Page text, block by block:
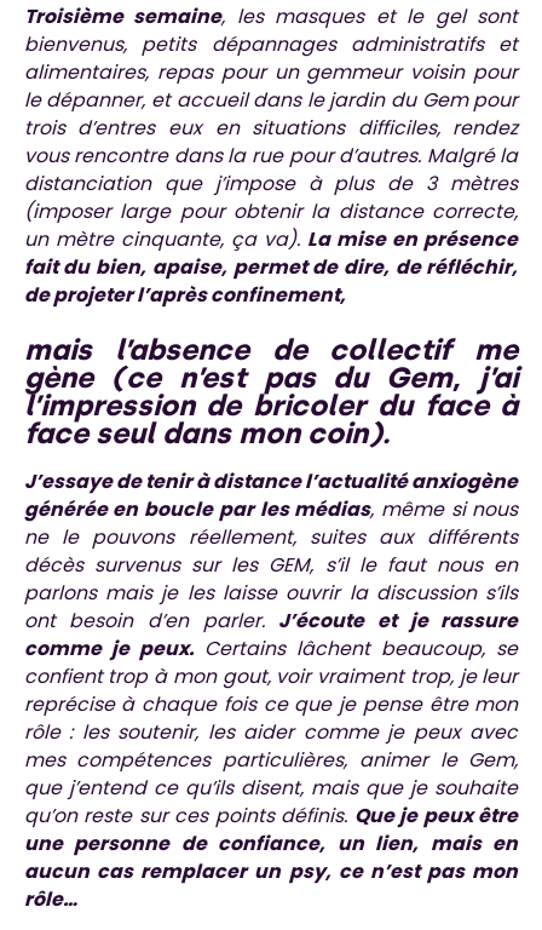
Troisième semaine, les masques et le gel sont
bienvenus, petits dépannages administratifs et
alimentaires, repas pour un gemmeur voisin pour
le dépanner, et accueil dans le jardin du Gem pour
trois d’entres eux en situations difficiles, rendez
vous rencontre dans la rue pour d’autres. Malgré la
distanciation que j’impose à plus de 3 mètres
(imposer large pour obtenir la distance correcte,
un mètre cinquante, ça va). La mise en présence
fait du bien, apaise, permet de dire, de réfléchir,
de projeter l’après confinement,
mais l’absence de collectif me
gène (ce n’est pas du Gem, j’ai
l’impression de bricoler du face à
face seul dans mon coin).
J’essaye de tenir à distance l’actualité anxiogène
générée en boucle par les médias, même si nous
ne le pouvons réellement, suites aux différents
décès survenus sur les GEM, s’il le faut nous en
parlons mais je les laisse ouvrir la discussion s’ils
ont besoin d’en parler. J’écoute et je rassure
comme je peux.Certains lâchent beaucoup, se
confient trop à mon gout, voir vraiment trop, je leur
reprécise à chaque fois ce que je pense être mon
rôle : les soutenir, les aider comme je peux avec
mes compétences particulières, animer le Gem,
que j’entend ce qu’ils disent, mais que je souhaite
qu’on reste sur ces points définis. Que je peux être
une personne de confiance, un lien, mais en
aucun cas remplacer un psy, ce n’est pas mon
rôle…